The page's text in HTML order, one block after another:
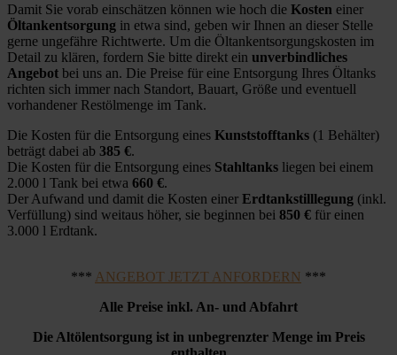
Damit Sie vorab einschätzen können wie hoch die Kosten einer
Öltankentsorgung in etwa sind, geben wir Ihnen an dieser Stelle
gerne ungefähre Richtwerte. Um die Öltankentsorgungskosten im
Detail zu klären, fordern Sie bitte direkt ein unverbindliches
Angebot bei uns an. Die Preise für eine Entsorgung Ihres Öltanks
richten sich immer nach Standort, Bauart, Größe und eventuell
vorhandener Restölmenge im Tank.
Die Kosten für die Entsorgung eines Kunststofftanks (1 Behälter)
beträgt dabei ab 385 €.
Die Kosten für die Entsorgung eines Stahltanks liegen bei einem
2.000 l Tank bei etwa 660 €.
Der Aufwand und damit die Kosten einer Erdtankstilllegung (inkl.
Verfüllung) sind weitaus höher, sie beginnen bei 850 € für einen
3.000 l Erdtank.
*** ANGEBOT JETZT ANFORDERN ***
Alle Preise inkl. An- und Abfahrt
Die Altölentsorgung ist in unbegrenzter Menge im Preis